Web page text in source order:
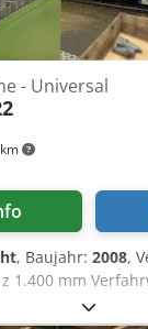
- Universal
, Baujahr: 2008,
1.400 mm
- iTNC 530